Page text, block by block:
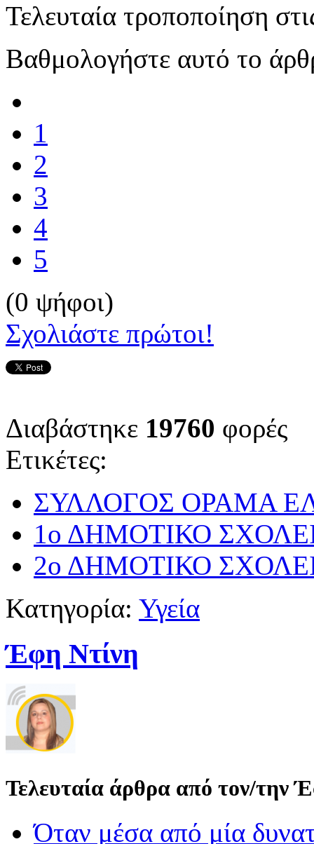
Τελευταία τροποποίηση
Βαθμολογήστε αυτό το
1
2
3
4
5
(0 ψήφοι)
Σχολιάστε πρώτοι!
Διαβάστηκε 19760 φορές
Ετικέτες:
ΣΥΛΛΟΓΟΣ ΟΡΑΜΑ
1ο ΔΗΜΟΤΙΚΟ
2ο ΔΗΜΟΤΙΚΟ
Κατηγορία: Υγεία
Έφη Ντίνη
Τελευταία άρθρα από τον/την
Όταν μέσα από μία